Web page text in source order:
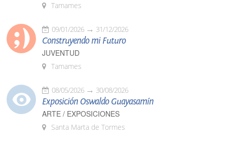
Tamames
09/01/2026 31/12/2026
Construyendo mi Futuro
JUVENTUD
Tamames
08/05/2026 30/08/2026
Exposición Oswaldo Guayasamín
ARTE / EXPOSICIONES
Santa Marta de Tormes